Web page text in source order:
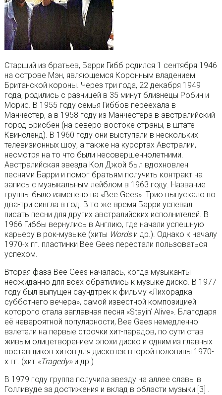
Старший из братьев, Барри Гибб родился 1 сентября 1946
на острове Мэн, являющемся Коронным владением
Британской короны. Через три года, 22 декабря 1949
года, родились с разницей в 35 минут близнецы Робин и
Морис. В 1955 году семья Гиббов переехала в
Манчестер, а в 1958 году из Манчестера в австралийский
город Брисбен (на северо-востоке страны, в штате
Квинсленд). В 1960 году они выступали в нескольких
телевизионных шоу, а также на курортах Австралии,
несмотря на то что были несовершеннолетними.
Австралийская звезда Кол Джой был вдохновлен
песнями Барри и помог братьям получить контракт на
запись с музыкальным лейблом в 1963 году. Название
группы было изменено на «Bee Gees». Трио выпускало по
два-три сингла в год. В то же время Барри успевал
писать песни для других австралийских исполнителей. В
1966 Гиббы вернулись в Англию, где начали успешную
карьеру в рок-музыке (хиты Wordsи др.). Однако к началу
1970-х гг. пластинки Bee Gees перестали пользоваться
успехом.
Вторая фаза Bee Gees началась, когда музыканты
неожиданно для всех обратились к музыке диско. В 1977
году был выпущен саундтрек к фильму «Лихорадка
субботнего вечера», самой известной композицией
которого стала заглавная песня «Stayin’ Alive». Благодаря
её невероятной популярности, Bee Gees немедленно
взлетели на первые строчки хит-парадов, по сути став
живым олицетворением эпохи диско и одним из главных
поставщиков хитов для дискотек второй половины 1970-
х гг. (хит «Tragedy»и др.)
В 1979 году группа получила звезду на аллее славы в
Голливуде за достижения и вклад в области музыки [3] .